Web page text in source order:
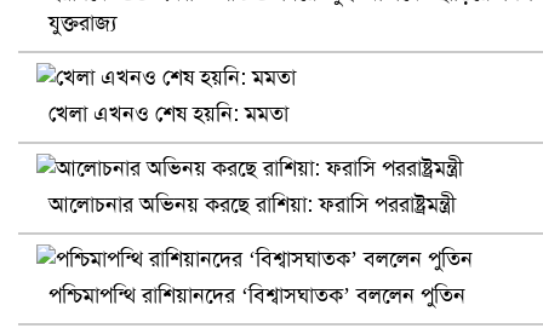
নানা সংকটে রিক্রুটিং এজেন্সি, হুমকির মুখে শ্রম রপ্তানি
যুক্তরাজ্য
খেলা এখনও শেষ হয়নি: মমতা
আলোচনার অভিনয় করছে রাশিয়া: ফরাসি পররাষ্ট্রমন্ত্রী
পশ্চিমাপন্থি রাশিয়ানদের ‘বিশ্বাসঘাতক’ বললেন পুতিন